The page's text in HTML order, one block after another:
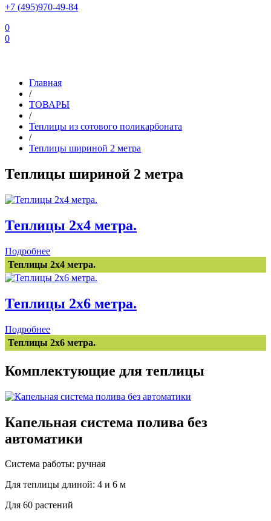
+7 (495)970-49-84
0
0
Главная
/
ТОВАРЫ
/
Теплицы из сотового поликарбоната
/
Теплицы шириной 2 метра
Теплицы шириной 2 метра
Теплицы 2х4 метра.
Подробнее
Теплицы 2х4 метра.
Теплицы 2x6 метра.
Подробнее
Теплицы 2x6 метра.
Комплектующие для теплицы
Капельная система полива без
автоматики
Система работы: ручная
Для теплицы длиной: 4 и 6 м
Для 60 растений